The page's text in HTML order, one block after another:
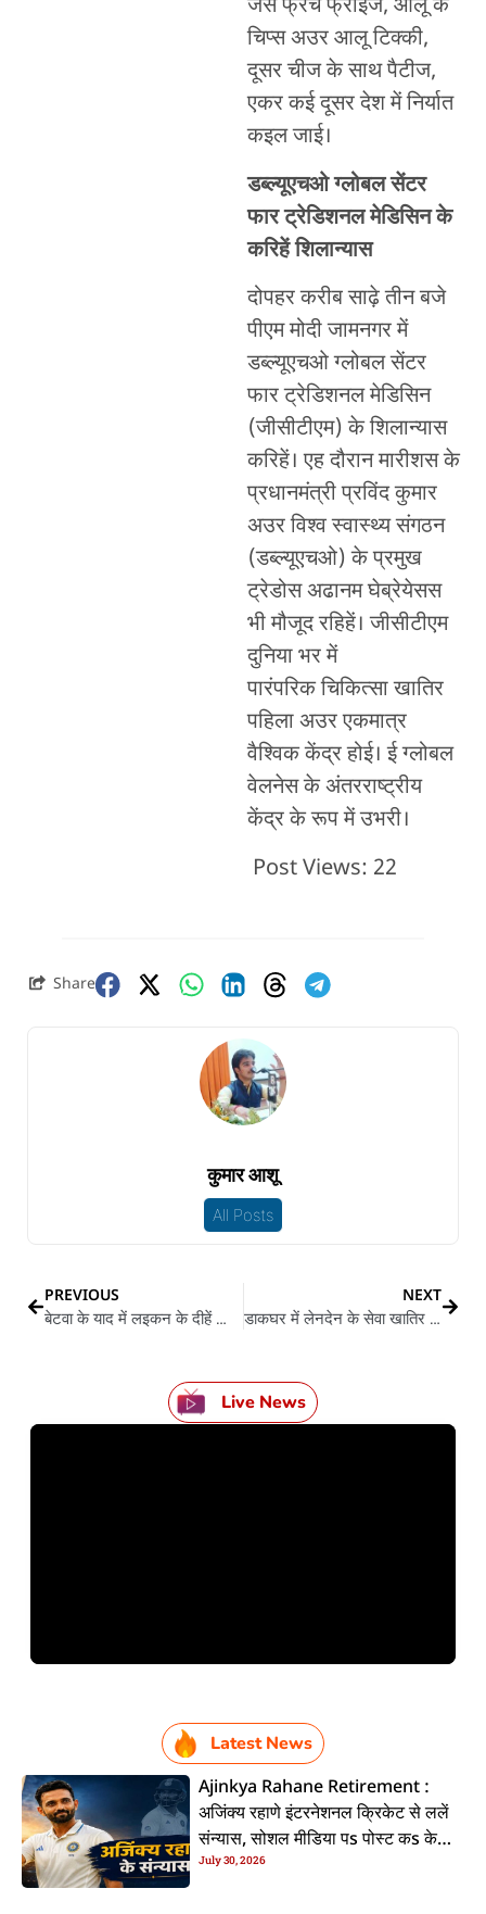
जेसे फ्रेंच फ्राइज, आलू के
चिप्स अउर आलू टिक्की,
दूसर चीज के साथ पैटीज,
एकर कई दूसर देश में निर्यात
कइल जाई।
डब्ल्यूएचओ ग्लोबल सेंटर
फार ट्रेडिशनल मेडिसिन के
करिहेंशिलान्यास
दोपहर करीब साढ़े तीन बजे
पीएम मोदी जामनगर में
डब्ल्यूएचओ ग्लोबल सेंटर
फार ट्रेडिशनल मेडिसिन
(जीसीटीएम) के शिलान्यास
करिहें। एह दौरान मारीशस के
प्रधानमंत्री प्रविंद कुमार
अउर विश्व स्वास्थ्य संगठन
(डब्ल्यूएचओ) के प्रमुख
ट्रेडोस अढानम घेब्रेयेसस
भी मौजूद रहिहें। जीसीटीएम
दुनिया भर में
पारंपरिक चिकित्सा खातिर
पहिला अउर एकमात्र
वैश्विक केंद्र होई। ई ग्लोबल
वेलनेस के अंतरराष्ट्रीय
केंद्र के रूप में उभरी।
Post Views: 22
Share
कुमार आशू
All Posts
PREVIOUS
बेटवा के याद में लइकन के दीहें निःशुल्क शिक्षा
NEXT
डाकघर में लेनदेन के सेवा खातिर क्यूआर कोड भइल मान्य, ‘डाक-पे’ डिजिटल एप लांच, मिली तुरंत भुगतान
Live News
Latest News
Ajinkya Rahane Retirement :
अजिंक्य रहाणे इंटरनेशनल क्रिकेट से ललें
संन्यास, सोशल मीडिया पs पोस्ट कs के
कइलें एलान
July 30, 2026